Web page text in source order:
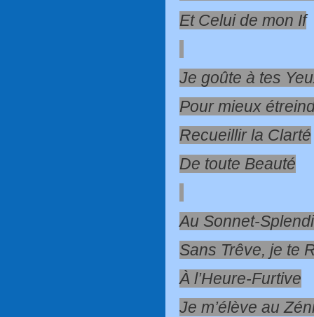
Et Celui de mon If
Je goûte à tes
Pour mieux
Recueillir la Clarté
De toute Beauté
Au Sonnet-
Sans Trêve, je te
À l’Heure-Furtive
Je m’élève au